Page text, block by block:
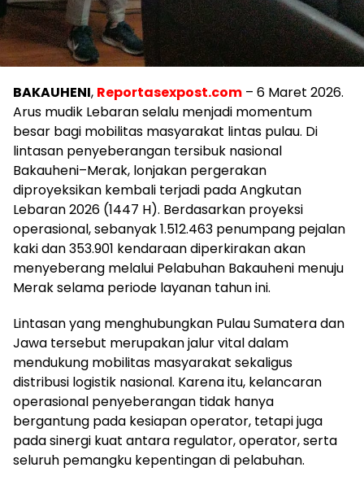
BAKAUHENI, Reportasexpost.com – 6 Maret 2026.
Arus mudik Lebaran selalu menjadi momentum
besar bagi mobilitas masyarakat lintas pulau. Di
lintasan penyeberangan tersibuk nasional
Bakauheni–Merak, lonjakan pergerakan
diproyeksikan kembali terjadi pada Angkutan
Lebaran 2026 (1447 H). Berdasarkan proyeksi
operasional, sebanyak 1.512.463 penumpang pejalan
kaki dan 353.901 kendaraan diperkirakan akan
menyeberang melalui Pelabuhan Bakauheni menuju
Merak selama periode layanan tahun ini.
Lintasan yang menghubungkan Pulau Sumatera dan
Jawa tersebut merupakan jalur vital dalam
mendukung mobilitas masyarakat sekaligus
distribusi logistik nasional. Karena itu, kelancaran
operasional penyeberangan tidak hanya
bergantung pada kesiapan operator, tetapi juga
pada sinergi kuat antara regulator, operator, serta
seluruh pemangku kepentingan di pelabuhan.